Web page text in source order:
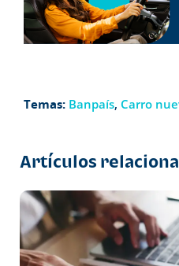
Temas: Banpaís, Carro
Artículos